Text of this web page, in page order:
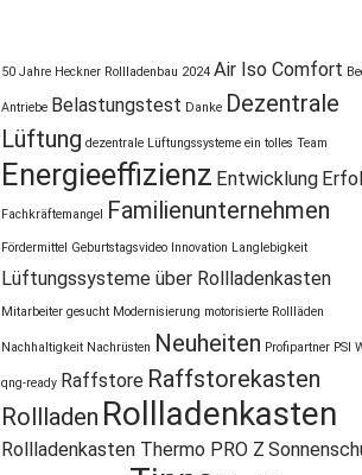
50 Jahre Heckner Rollladenbau 2024 Air Iso Comfort
Antriebe Belastungstest Danke Dezentrale
Lüftung dezentrale Lüftungssysteme ein tolles Team
Energieeffizienz Entwicklung
Fachkräftemangel Familienunternehmen
Fördermittel Geburtstagsvideo Innovation Langlebigkeit
Lüftungssysteme über Rollladenkasten
Mitarbeiter gesucht Modernisierung motorisierte Rollläden
Nachhaltigkeit Nachrüsten Neuheiten Profipartner PSI
qng-ready Raffstore Raffstorekasten
Rollladen Rollladenkasten
Rollladenkasten Thermo PRO Z